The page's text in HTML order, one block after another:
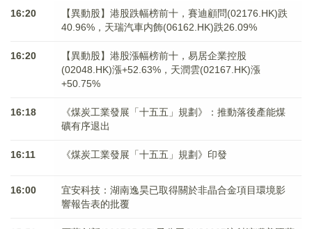
16:20
【異動股】港股跌幅榜前十，賽迪顧問(02176.HK)跌
40.96%，天瑞汽車内飾(06162.HK)跌26.09%
16:20
【異動股】港股漲幅榜前十，易居企業控股
(02048.HK)漲+52.63%，天潤雲(02167.HK)漲
+50.75%
16:18
《煤炭工業發展「十五五」規劃》：推動落後產能煤
礦有序退出
16:11 《煤炭工業發展「十五五」規劃》印發
16:00
宜安科技：湖南逸昊已取得關於非晶合金項目環境影
響報告表的批覆